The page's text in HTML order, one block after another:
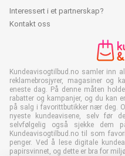
Interessert i et partnerskap?
Kontakt oss
Kundeavisogtilbud.no samler inn
reklamebrosjyrer, magasiner og
eneste dag. På denne måten
rabatter og kampanjer, og du kan
på salg i favorittbutikker nær deg.
nyeste kundeavisene, selv før
selvfølgelig også sjekke dem
Kundeavisogtilbud.no til som
penger. Ved å lese digitale
papirsvinnet, og dette er bra for